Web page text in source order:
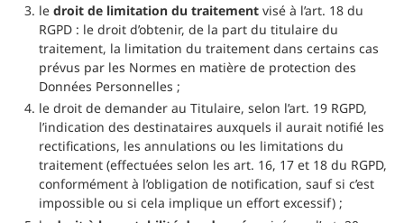
le droit de limitation du traitement visé à l’art. 18 du
RGPD : le droit d’obtenir, de la part du titulaire du
traitement, la limitation du traitement dans certains cas
prévus par les Normes en matière de protection des
Données Personnelles ;
le droit de demander au Titulaire, selon l’art. 19 RGPD,
l’indication des destinataires auxquels il aurait notifié les
rectifications, les annulations ou les limitations du
traitement (effectuées selon les art. 16, 17 et 18 du RGPD,
conformément à l’obligation de notification, sauf si c’est
impossible ou si cela implique un effort excessif) ;